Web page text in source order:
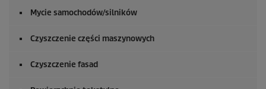
Mycie samochodów/silników
Czyszczenie części maszynowych
Czyszczenie fasad